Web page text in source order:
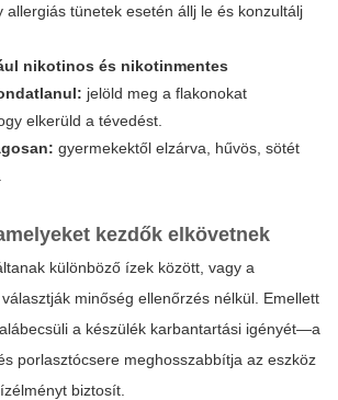
allergiás tünetek esetén állj le és konzultálj
nikotinos és nikotinmentes
jelöld meg a flakonokat
elkerüld a tévedést.
gyermekektől elzárva, hűvös, sötét
kezdők elkövetnek
különböző ízek között, vagy a
minőség ellenőrzés nélkül. Emellett
a készülék karbantartási igényét—a
porlasztócsere meghosszabbítja az eszköz
biztosít.